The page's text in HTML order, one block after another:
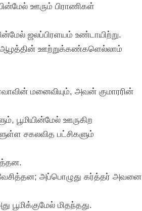
ஊரும் பிராணிகள்
ஜலப்பிரளயம் உண்டாயிற்று.
ஆழத்தின் ஊற்றுக்கண்களெல்லாம்
மனைவியும், அவன் குமாரரின்
பூமியின்மேல் ஊருகிற
சகலவித பட்சிகளும்
அப்பொழுது கர்த்தர் அவனை
மிதந்தது.